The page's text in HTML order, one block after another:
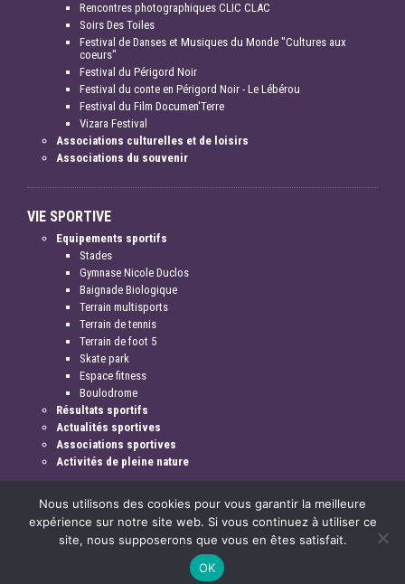
Rencontres photographiques CLIC CLAC
Soirs Des Toiles
Festival de Danses et Musiques du Monde "Cultures aux
coeurs"
Festival du Périgord Noir
Festival du conte en Périgord Noir - Le Lébérou
Festival du Film Documen'Terre
Vizara Festival
Associations culturelles et de loisirs
Associations du souvenir
VIE SPORTIVE
Equipements sportifs
Stades
Gymnase Nicole Duclos
Baignade Biologique
Terrain multisports
Terrain de tennis
Terrain de foot 5
Skate park
Espace fitness
Boulodrome
Résultats sportifs
Actualités sportives
Associations sportives
Activités de pleine nature
Mentions légales & crédits
Nous utilisons des cookies pour vous garantir la meilleure
expérience sur notre site web. Si vous continuez à utiliser ce
site, nous supposerons que vous en êtes satisfait.
OK